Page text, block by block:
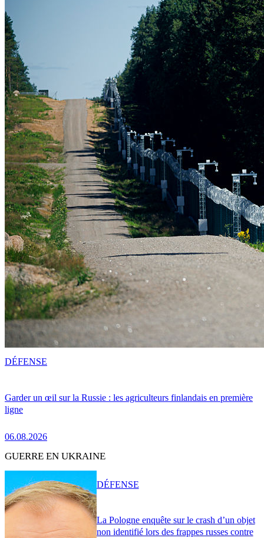
Garder un œil sur la Russie : les agriculteurs finlandais en première
ligne
06.08.2026
DÉFENSE
GUERRE EN UKRAINE
La Pologne enquête sur le crash d’un objet
non identifié lors des frappes russes contre
DÉFENSE